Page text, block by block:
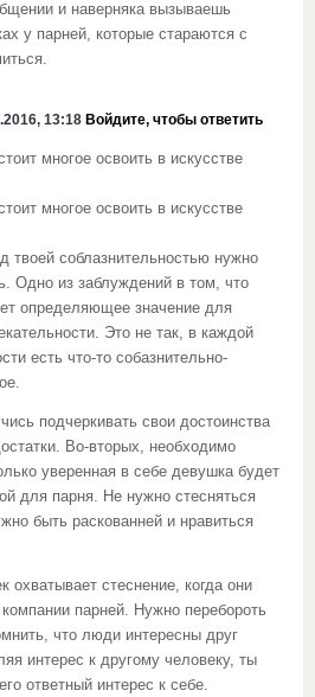
и наверняка вызываешь
у парней, которые стараются с
13:18 Войдите, чтобы ответить
многое освоить в искусстве
многое освоить в искусстве
твоей соблазнительностью нужно
Одно из заблуждений в том, что
определяющее значение для
Это не так, в каждой
есть что-то собазнительно-
подчеркивать свои достоинства
Во-вторых, необходимо
уверенная в себе девушка будет
для парня. Не нужно стесняться
быть раскованней и нравиться
охватывает стеснение, когда они
парней. Нужно перебороть
что люди интересны друг
интерес к другому человеку, ты
ответный интерес к себе.